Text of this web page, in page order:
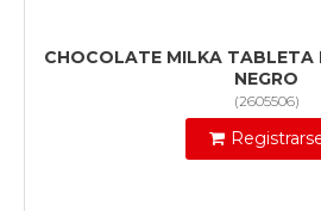
CHOCOLATE MILKA TABLETA
NEGRO
(2605506)